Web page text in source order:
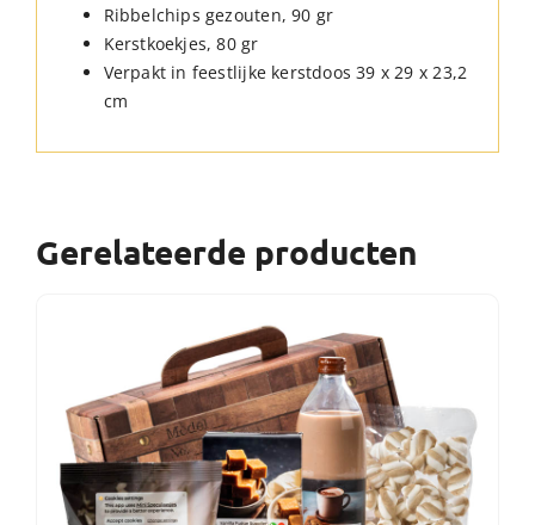
Ribbelchips gezouten, 90 gr
Kerstkoekjes, 80 gr
Verpakt in feestlijke kerstdoos 39 x 29 x 23,2
cm
Gerelateerde producten